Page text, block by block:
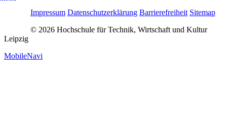
Impressum Datenschutzerklärung Barrierefreiheit Sitemap
© 2026 Hochschule für Technik, Wirtschaft und Kultur
Leipzig
MobileNavi